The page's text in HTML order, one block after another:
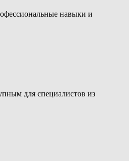
навыки и
для специалистов из